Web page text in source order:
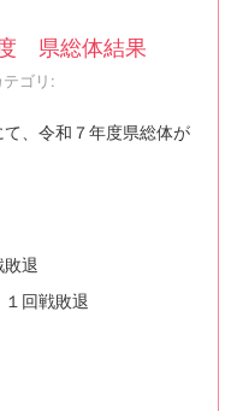
県総体結果
テゴリ:
、令和７年度県総体が
退
回戦敗退